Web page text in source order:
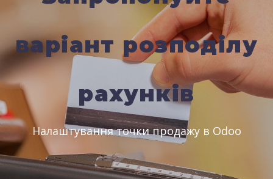
варіант розподілу
рахунків
Налаштування точки продажу в Odoo